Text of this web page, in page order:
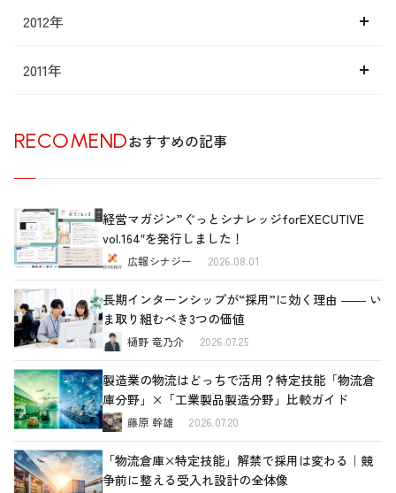
2012年
2011年
RECOMENDおすすめの記事
経営マガジン”ぐっとシナレッジforEXECUTIVE
vol.164″を発行しました！
広報シナジー 2026.08.01
長期インターンシップが“採用”に効く理由 ―― い
ま取り組むべき3つの価値
樋野 竜乃介 2026.07.25
製造業の物流はどっちで活用？特定技能「物流倉
庫分野」×「工業製品製造分野」比較ガイド
藤原 幹雄 2026.07.20
「物流倉庫×特定技能」解禁で採用は変わる｜競
争前に整える受入れ設計の全体像